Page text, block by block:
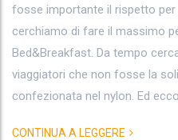
fosse importante il rispetto
cerchiamo di fare il massimo
Bed&Breakfast. Da tempo
viaggiatori che non fosse la
confezionata nel nylon. Ed
CONTINUA A LEGGERE